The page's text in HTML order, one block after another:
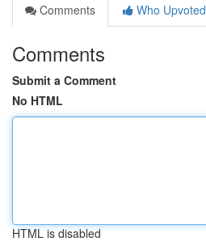
Comments
Who Upvoted
Comments
Submit a Comment
No HTML
HTML is disabled